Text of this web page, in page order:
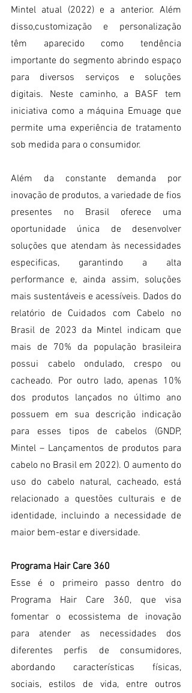
Mintel atual (2022) e a anterior. Além
disso,customização e personalização
têm aparecido como tendência
importante do segmento abrindo espaço
para diversos serviços e soluções
digitais. Neste caminho, a BASF tem
iniciativa como a máquina Emuage que
permite uma experiência de tratamento
sob medida para o consumidor.
Além da constante demanda por
inovação de produtos, a variedade de fios
presentes no Brasil oferece uma
oportunidade única de desenvolver
soluções que atendam às necessidades
especificas, garantindo a alta
performance e, ainda assim, soluções
mais sustentáveis e acessíveis. Dados do
relatório de Cuidados com Cabelo no
Brasil de 2023 da Mintel indicam que
mais de 70% da população brasileira
possui cabelo ondulado, crespo ou
cacheado. Por outro lado, apenas 10%
dos produtos lançados no último ano
possuem em sua descrição indicação
para esses tipos de cabelos (GNDP,
Mintel – Lançamentos de produtos para
cabelo no Brasil em 2022). O aumento do
uso do cabelo natural, cacheado, está
relacionado a questões culturais e de
identidade, incluindo a necessidade de
maior bem-estar e diversidade.
Programa Hair Care 360
Esse é o primeiro passo dentro do
Programa Hair Care 360, que visa
fomentar o ecossistema de inovação
para atender as necessidades dos
diferentes perfis de consumidores,
abordando características físicas,
sociais, estilos de vida, entre outros